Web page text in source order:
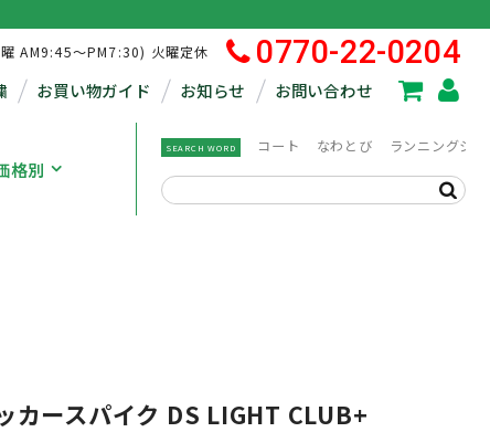
AM9:45～PM7:30) 火曜定休
0770-22-0204
お買い物ガイド お知らせ お問い合わせ
格別
SEARCH WORD コート なわとび ランニングシ
カースパイク DS LIGHT CLUB+